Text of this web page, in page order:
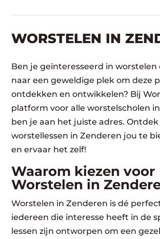
WORSTELEN​ IN
Ben je geïnteresseerd in worstelen
naar een geweldige plek om deze
ontdekken en ontwikkelen? Bij
platform voor alle worstelscholen
ben je aan het juiste adres.
worstellessen in Zenderen jou te
en ervaar het zelf!
Waarom kiezen voor
Worstelen in
Worstelen in Zenderen is dé
iedereen die interesse heeft in de
lessen zijn ontworpen om een